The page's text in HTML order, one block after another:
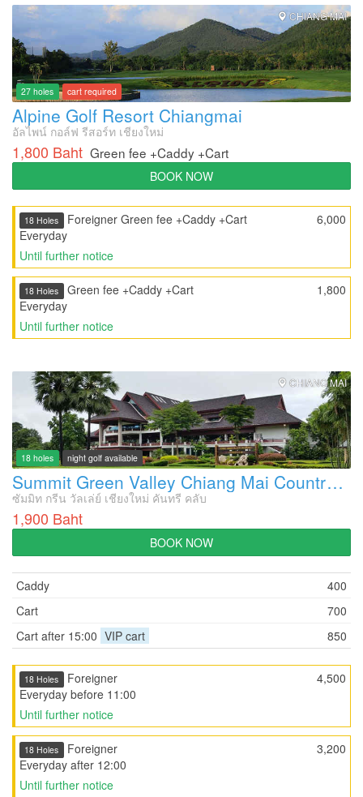
CHIANG MAI
27 holes cart required
Alpine Golf Resort Chiangmai
อัลไพน์ กอล์ฟ รีสอร์ท เชียงใหม่
1,800 Baht Green fee +Caddy +Cart
BOOK NOW
6,000
18 Holes Foreigner Green fee +Caddy +Cart
Everyday
Until further notice
1,800
18 Holes Green fee +Caddy +Cart
Everyday
Until further notice
CHIANG MAI
18 holes night golf available
Summit Green Valley Chiang Mai Country Club
ซัมมิท กรีน วัลเล่ย์ เชียงใหม่ คันทรี คลับ
1,900 Baht
BOOK NOW
Caddy
400
Cart
700
Cart after 15:00 VIP cart 850
4,500
18 Holes Foreigner
Everyday before 11:00
Until further notice
3,200
18 Holes Foreigner
Everyday after 12:00
Until further notice